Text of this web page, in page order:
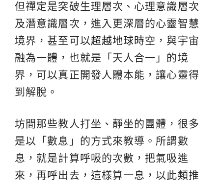
但禪定是突破生理層次、心理意識層次
及潛意識層次，進入更深層的心靈智慧
境界，甚至可以超越地球時空 ，與宇宙
融為一體，也就是「天人合一」的境
界，可以真正開發人體本能，讓心靈得
到解脫。
坊間那些教人打坐、靜坐的團體，很多
是以「數息」的方式來教導。所謂數
息，就是計算呼吸的次數，把氣吸進
來，再呼出去，這樣算一息，以此類推